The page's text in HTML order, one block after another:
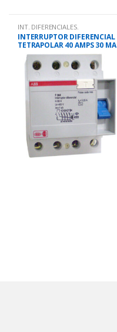
INT. DIFERENCIALES.
INTERRUPTOR DIFERENCIAL
TETRAPOLAR 40 AMPS 30 MA